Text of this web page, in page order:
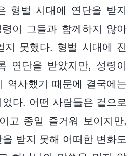
형벌 시대에 연단을 받지
이 그들과 함께하지 않아
지 못했다. 형벌 시대에 진
연단을 받았지만, 성령이
역사했기 때문에 결국에는
다. 어떤 사람들은 겉으로
고 종일 즐거워 보이지만,
받지 못해 어떠한 변화도